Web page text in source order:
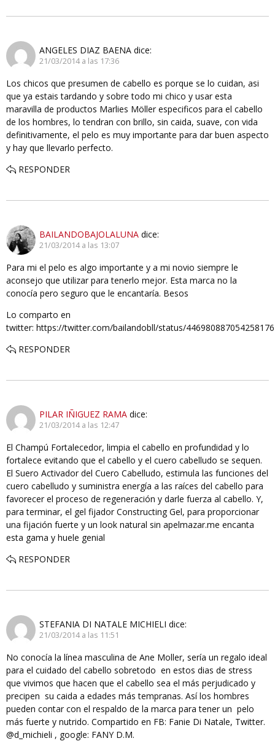
ANGELES DIAZ BAENA dice:
21/03/2014 a las 17:36
Los chicos que presumen de cabello es porque se lo cuidan, asi
que ya estais tardando y sobre todo mi chico y usar esta
maravilla de productos Marlies Möller especificos para el cabello
de los hombres, lo tendran con brillo, sin caida, suave, con vida
definitivamente, el pelo es muy importante para dar buen aspecto
y hay que llevarlo perfecto.
RESPONDER
BAILANDOBAJOLALUNA dice:
21/03/2014 a las 13:07
Para mi el pelo es algo importante y a mi novio siempre le
aconsejo que utilizar para tenerlo mejor. Esta marca no la
conocía pero seguro que le encantaría. Besos
Lo comparto en
twitter: https://twitter.com/bailandobll/status/446980887054258176
RESPONDER
PILAR IÑIGUEZ RAMA dice:
21/03/2014 a las 12:47
El Champú Fortalecedor, limpia el cabello en profundidad y lo
fortalece evitando que el cabello y el cuero cabelludo se sequen.
El Suero Activador del Cuero Cabelludo, estimula las funciones del
cuero cabelludo y suministra energía a las raíces del cabello para
favorecer el proceso de regeneración y darle fuerza al cabello. Y,
para terminar, el gel fijador Constructing Gel, para proporcionar
una fijación fuerte y un look natural sin apelmazar.me encanta
esta gama y huele genial
RESPONDER
STEFANIA DI NATALE MICHIELI dice:
21/03/2014 a las 11:51
No conocía la línea masculina de Ane Moller, sería un regalo ideal
para el cuidado del cabello sobretodo en estos dias de stress
que vivimos que hacen que el cabello sea el más perjudicado y
precipen su caida a edades más tempranas. Así los hombres
pueden contar con el respaldo de la marca para tener un pelo
más fuerte y nutrido. Compartido en FB: Fanie Di Natale, Twitter.
@d_michieli , google: FANY D.M.